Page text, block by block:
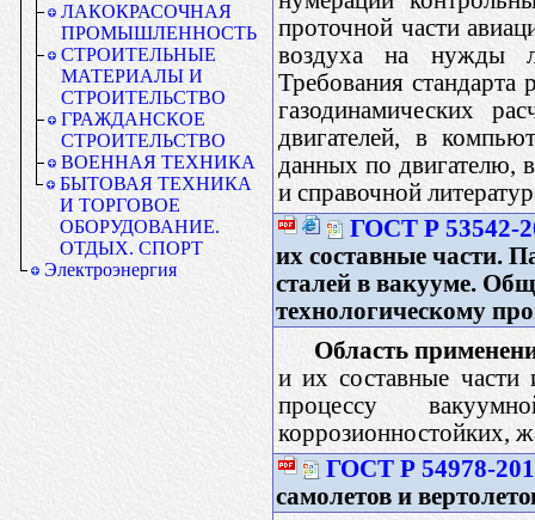
ЛАКОКРАСОЧНАЯ
ПРОМЫШЛЕННОСТЬ
СТРОИТЕЛЬНЫЕ
МАТЕРИАЛЫ И
СТРОИТЕЛЬСТВО
ГРАЖДАНСКОЕ
СТРОИТЕЛЬСТВО
ВОЕННАЯ ТЕХНИКА
БЫТОВАЯ ТЕХНИКА
И ТОРГОВОЕ
ОБОРУДОВАНИЕ.
ОТДЫХ. СПОРТ
Электроэнергия
проточной части
воздуха на нужды
Требования
газодинамических
двигателей, в
данных по двигателю,
и справочной
ГОСТ Р 53542-
их составные части.
сталей в вакууме.
технологическому
Область
и их составные части
процессу
коррозионностойких,
ГОСТ Р 54978-
самолетов и